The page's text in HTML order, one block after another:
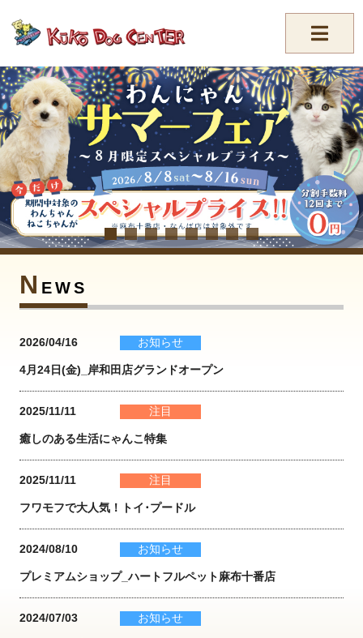
//-->
N EWS
2026/04/16 お知らせ
4月24日(金)_岸和田店グランドオープン
2025/11/11 注目
癒しのある生活にゃんこ特集
2025/11/11 注目
フワモフで大人気！トイ･プードル
2024/08/10 お知らせ
プレミアムショップ_ハートフルペット麻布十番店
2024/07/03 お知らせ